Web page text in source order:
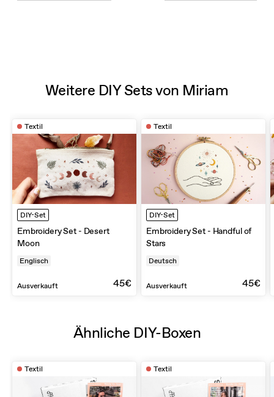
Weitere DIY Sets von Miriam
Textil
DIY-Set
Embroidery Set - Desert
Moon
Englisch
Ausverkauft 45€
Textil
DIY-Set
Embroidery Set - Handful of
Stars
Deutsch
Ausverkauft 45€
Ähnliche DIY-Boxen
Textil Textil